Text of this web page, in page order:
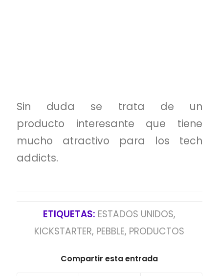
Sin duda se trata de un
producto interesante que tiene
mucho atractivo para los tech
addicts.
ETIQUETAS: ESTADOS UNIDOS,
KICKSTARTER, PEBBLE, PRODUCTOS
Compartir esta entrada